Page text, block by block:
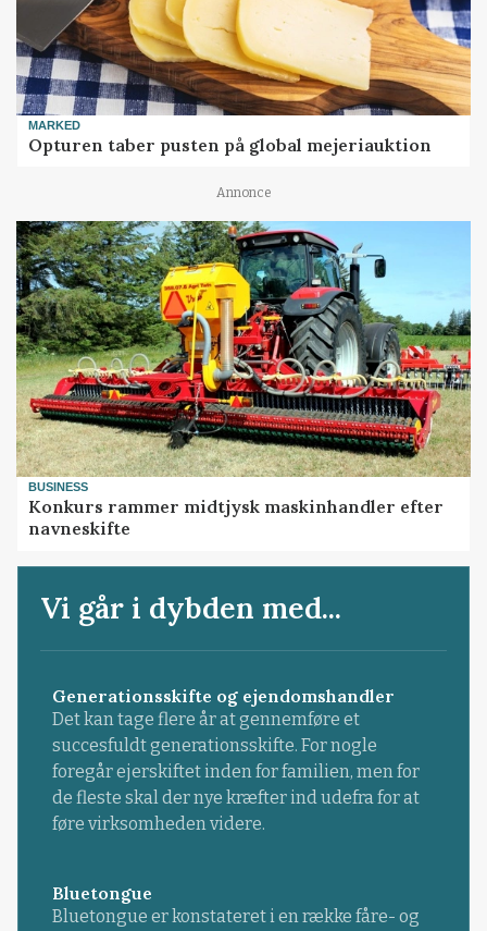
MARKED
Opturen taber pusten på global mejeriauktion
Annonce
BUSINESS
Konkurs rammer midtjysk maskinhandler efter
navneskifte
Vi går i dybden med...
Generationsskifte og ejendomshandler
Det kan tage flere år at gennemføre et
succesfuldt generationsskifte. For nogle
foregår ejerskiftet inden for familien, men for
de fleste skal der nye kræfter ind udefra for at
føre virksomheden videre.
Bluetongue
Bluetongue er konstateret i en række fåre- og